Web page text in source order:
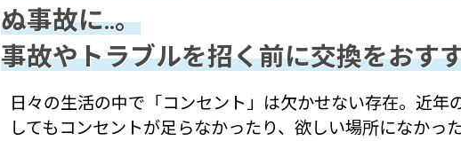
ぬ事故に..。
事故やトラブルを招く前に交換をおす
日々の生活の中で「コンセント」は欠かせない存在。近年
してもコンセントが足らなかったり、欲しい場所になかった